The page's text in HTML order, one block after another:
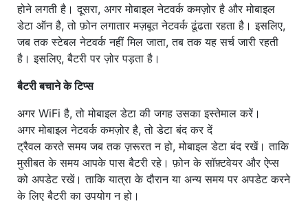
होने लगती है। दूसरा, अगर मोबाइल नेटवर्क कमज़ोर है और मोबाइल
डेटा ऑन है, तो फ़ोन लगातार मज़बूत नेटवर्क ढूंढता रहता है। इसलिए,
जब तक स्टेबल नेटवर्क नहीं मिल जाता, तब तक यह सर्च जारी रहती
है। इसलिए, बैटरी पर ज़ोर पड़ता है।
बैटरी बचाने के टिप्स
अगर WiFi है, तो मोबाइल डेटा की जगह उसका इस्तेमाल करें।
अगर मोबाइल नेटवर्क कमज़ोर है, तो डेटा बंद कर दें
ट्रैवल करते समय जब तक ज़रूरत न हो, मोबाइल डेटा बंद रखें। ताकि
मुसीबत के समय आपके पास बैटरी रहे। फ़ोन के सॉफ़्टवेयर और ऐप्स
को अपडेट रखें। ताकि यात्रा के दौरान या अन्य समय पर अपडेट करने
के लिए बैटरी का उपयोग न हो।